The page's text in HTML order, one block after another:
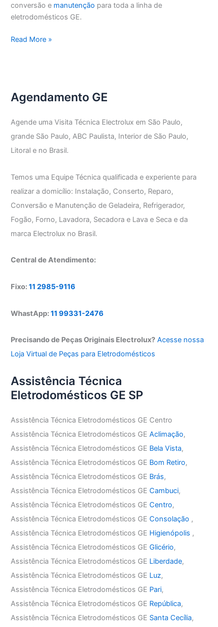
conversão e manutenção para toda a linha de
eletrodomésticos GE.
Assistência
Read More »
Agendamento GE
Agende uma Visita Técnica Electrolux em São Paulo,
grande São Paulo, ABC Paulista, Interior de São Paulo,
Litoral e no Brasil.
Temos uma Equipe Técnica qualificada e experiente para
realizar a domicílio: Instalação, Conserto, Reparo,
Conversão e Manutenção de Geladeira, Refrigerador,
Fogão, Forno, Lavadora, Secadora e Lava e Seca e da
marca Electrolux no Brasil.
Central de Atendimento:
Fixo:11 2985-9116
WhastApp:11 99331-2476
Precisando de Peças Originais Electrolux? Acesse nossa
Loja Virtual de Peças para Eletrodomésticos
Assistência Técnica
Eletrodomésticos GE SP
Assistência Técnica Eletrodomésticos GE Centro
Assistência Técnica Eletrodomésticos GEAclimação,
Assistência Técnica Eletrodomésticos GE Bela Vista,
Assistência Técnica Eletrodomésticos GE Bom Retiro,
Assistência Técnica Eletrodomésticos GE Brás,
Assistência Técnica Eletrodomésticos GECambuci,
Assistência Técnica Eletrodomésticos GECentro,
Assistência Técnica Eletrodomésticos GEConsolação ,
Assistência Técnica Eletrodomésticos GE Higienópolis ,
Assistência Técnica Eletrodomésticos GEGlicério,
Assistência Técnica Eletrodomésticos GE Liberdade,
Assistência Técnica Eletrodomésticos GE Luz,
Assistência Técnica Eletrodomésticos GE Pari,
Assistência Técnica Eletrodomésticos GE República,
Assistência Técnica Eletrodomésticos GE Santa Cecília,